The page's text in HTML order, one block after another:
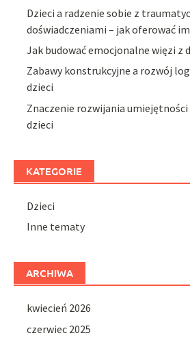
Dzieci a radzenie sobie z
doświadczeniami – jak oferować
Jak budować emocjonalne więzi z
Zabawy konstrukcyjne a rozwój
dzieci
Znaczenie rozwijania umiejętności
dzieci
KATEGORIE
Dzieci
Inne tematy
ARCHIWA
kwiecień 2026
czerwiec 2025